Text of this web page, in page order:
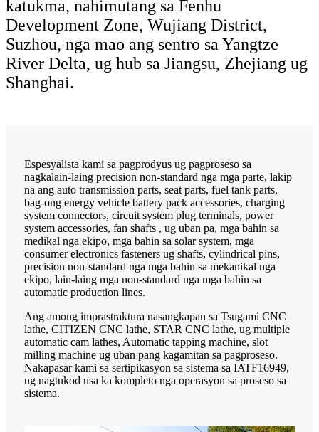
katukma, nahimutang sa Fenhu
Development Zone, Wujiang District,
Suzhou, nga mao ang sentro sa Yangtze
River Delta, ug hub sa Jiangsu, Zhejiang ug
Shanghai.
Espesyalista kami sa pagprodyus ug pagproseso sa
nagkalain-laing precision non-standard nga mga parte, lakip
na ang auto transmission parts, seat parts, fuel tank parts,
bag-ong energy vehicle battery pack accessories, charging
system connectors, circuit system plug terminals, power
system accessories, fan shafts , ug uban pa, mga bahin sa
medikal nga ekipo, mga bahin sa solar system, mga
consumer electronics fasteners ug shafts, cylindrical pins,
precision non-standard nga mga bahin sa mekanikal nga
ekipo, lain-laing mga non-standard nga mga bahin sa
automatic production lines.
Ang among imprastraktura nasangkapan sa Tsugami CNC
lathe, CITIZEN CNC lathe, STAR CNC lathe, ug multiple
automatic cam lathes, Automatic tapping machine, slot
milling machine ug uban pang kagamitan sa pagproseso.
Nakapasar kami sa sertipikasyon sa sistema sa IATF16949,
ug nagtukod usa ka kompleto nga operasyon sa proseso sa
sistema.